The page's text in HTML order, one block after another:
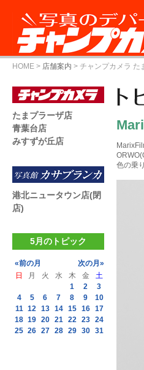
HOME > 店舗案内 > チャンプカメラ た
色の乗
たまプラーザ店
青葉台店
みすずが丘店
港北ニュータウン店(閉
店)
5月のトピック
«前の月
次の月»
日
月 火 水 木 金
土
1
2
3
4
5 6 7 8 9
10
11 12 13 14 15 16 17
18 19 20 21 22 23 24
25 26 27 28 29 30 31